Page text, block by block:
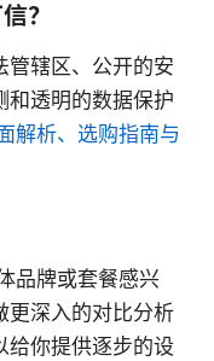
？
管辖区、公开的安
和透明的数据保护
解析、选购指南与
品牌或套餐感兴
更深入的对比分析
给你提供逐步的设